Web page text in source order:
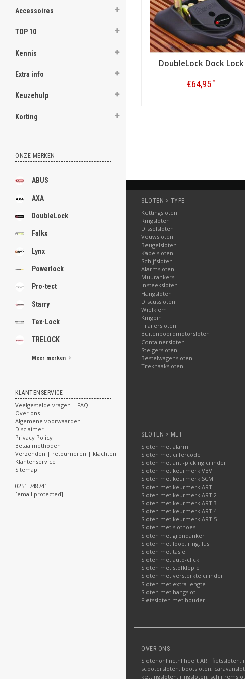
Accessoires
TOP 10
Kennis
Extra info
Keuzehulp
Korting
ONZE MERKEN
ABUS
AXA
DoubleLock
Falkx
Lynx
Powerlock
Pro-tect
Starry
Tex-Lock
TRELOCK
Meer merken
KLANTENSERVICE
Veelgestelde vragen | FAQ
Over ons
Algemene voorwaarden
Disclaimer
Privacy Policy
Betaalmethoden
Verzenden | retourneren | klachten
Klantenservice
Sitemap
0251-748741
[email protected]
DoubleLock Dock Lock
€64,95 *
SLOTEN > TYPE
Kettingsloten
Ringsloten
Disselsloten
Vouwsloten
Beugelsloten
Kabelsloten
Schijfsloten
Alarmsloten
Muurankers
Insteeksloten
Hangsloten
Discussloten
Wielklem
Kingpin
Trailersloten
Buitenboordmotorsloten
Containersloten
Steigersloten
Bestelwagensloten
Trekhaaksloten
SLOTEN > MET
Sloten met alarm
Sloten met cijfercode
Sloten met anti-picking cilinder
Sloten met keurmerk VBV
Sloten met keurmerk SCM
Sloten met keurmerk ART
Sloten met keurmerk ART 2
Sloten met keurmerk ART 3
Sloten met keurmerk ART 4
Sloten met keurmerk ART 5
Sloten met slothoes
Sloten met grondanker
Sloten met loop, ring, lus
Sloten met tasje
Sloten met auto-click
Sloten met stofklepje
Sloten met versterkte cilinder
Sloten met extra lengte
Sloten met hangslot
Fietssloten met houder
OVER ONS
Slotenonline.nl heeft ART fietssloten,
scootersloten, bootsloten,
kettingsloten, ringsloten,